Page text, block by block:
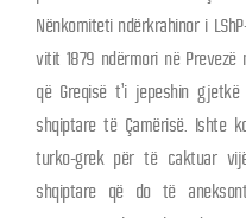
Nënkomiteti ndërkrahinor i
vitit 1879 ndërmori në
që Greqisë t’i jepeshin
shqiptare të Çamërisë. Ishte
turko-grek për të caktuar
shqiptare që do të